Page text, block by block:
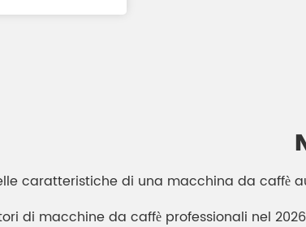
caratteristiche di una macchina da caffè
di macchine da caffè professionali nel 2026